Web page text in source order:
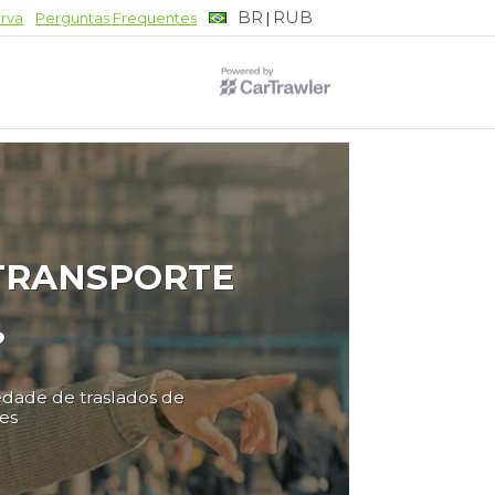
Perguntas Frequentes BR | RUB
de traslados de